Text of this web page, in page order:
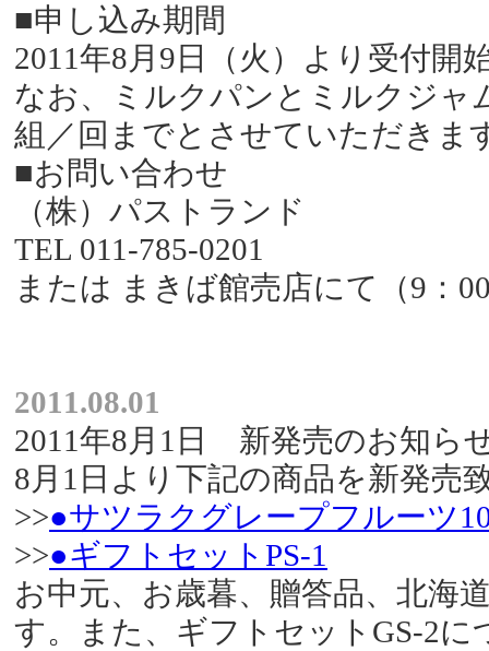
■申し込み期間
2011年8月9日（火）より受付開
なお、ミルクパンとミルクジャ
組／回までとさせていただきま
■お問い合わせ
（株）パストランド
TEL 011-785-0201
または まきば館売店にて（9：
2011.08.01
2011年8月1日 新発売のお知ら
8月1日より下記の商品を新発売
>>●サツラクグレープフルーツ
>>●ギフトセットPS-1
お中元、お歳暮、贈答品、北海
す。また、ギフトセットGS-2